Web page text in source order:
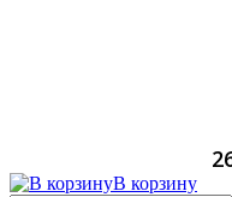
В корзину